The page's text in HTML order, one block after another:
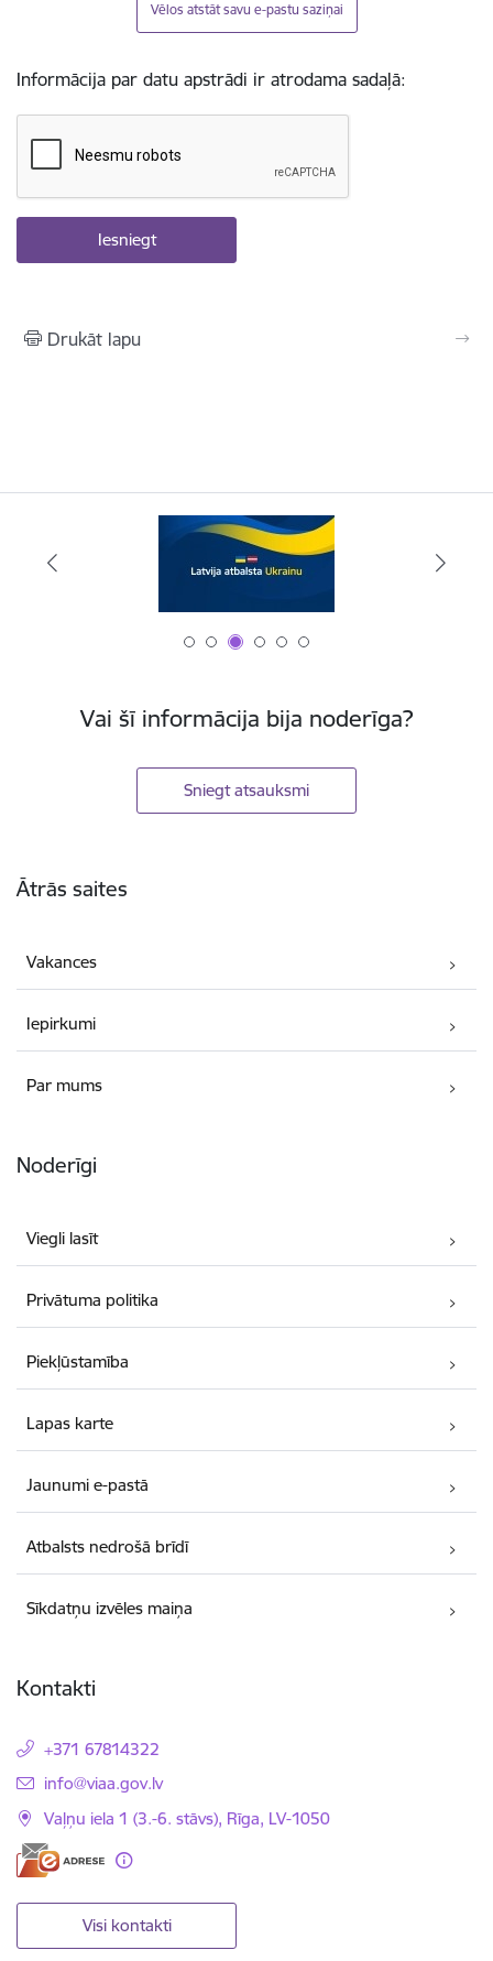
Vēlos atstāt savu e-pastu saziņai
Informācija par datu apstrādi ir atrodama sadaļā:
Drukāt lapu
Vai šī informācija bija noderīga?
Sniegt atsauksmi
Ātrās saites
Vakances
Iepirkumi
Par mums
Noderīgi
Viegli lasīt
Privātuma politika
Piekļūstamība
Lapas karte
Jaunumi e-pastā
Atbalsts nedrošā brīdī
Sīkdatņu izvēles maiņa
Kontakti
+371 67814322
E-pasts:
info@viaa.gov.lv
Vaļņu iela 1 (3.-6. stāvs), Rīga, LV-1050
Visi kontakti